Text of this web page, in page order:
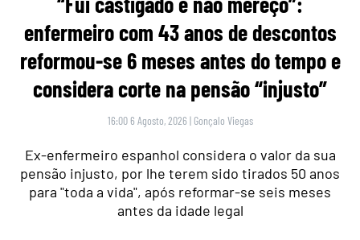
enfermeiro com 43 anos de descontos
reformou-se 6 meses antes do tempo e
considera corte na pensão “injusto”
16:00 6 Agosto, 2026 | Gonçalo Viegas
Ex-enfermeiro espanhol considera o valor da sua
pensão injusto, por lhe terem sido tirados 50 anos
para "toda a vida", após reformar-se seis meses
antes da idade legal